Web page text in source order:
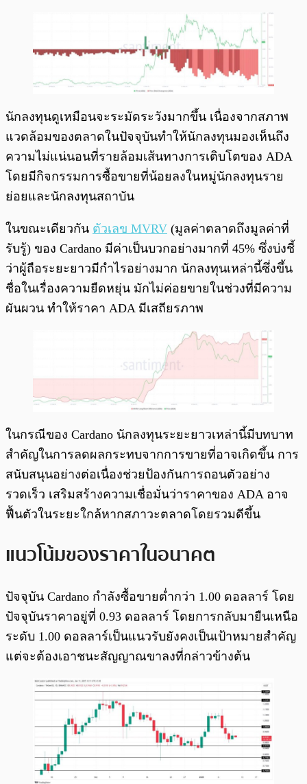
นักลงทุนดูเหมือนจะระมัดระวังมากขึ้น เนื่องจากสภาพ
แวดล้อมของตลาดในปัจจุบันทำให้นักลงทุนมองเห็นถึง
ความไม่แน่นอนที่รายล้อมเส้นทางการเติบโตของ ADA
โดยมีกิจกรรมการซื้อขายที่น้อยลงในหมู่นักลงทุนราย
ย่อยและนักลงทุนสถาบัน
ในขณะเดียวกัน ตัวเลข MVRV (มูลค่าตลาดถึงมูลค่าที่
รับรู้) ของ Cardano มีค่าเป็นบวกอย่างมากที่ 45% ซึ่งบ่งชี้
ว่าผู้ถือระยะยาวมีกำไรอย่างมาก นักลงทุนเหล่านี้ซึ่งขึ้น
ชื่อในเรื่องความยืดหยุ่น มักไม่ค่อยขายในช่วงที่มีความ
ผันผวน ทำให้ราคา ADA มีเสถียรภาพ
ในกรณีของ Cardano นักลงทุนระยะยาวเหล่านี้มีบทบาท
สำคัญในการลดผลกระทบจากการขายที่อาจเกิดขึ้น การ
สนับสนุนอย่างต่อเนื่องช่วยป้องกันการถอนตัวอย่าง
รวดเร็ว เสริมสร้างความเชื่อมั่นว่าราคาของ ADA อาจ
ฟื้นตัวในระยะใกล้หากสภาวะตลาดโดยรวมดีขึ้น
แนวโน้มของราคาในอนาคต
ปัจจุบัน Cardano กำลังซื้อขายต่ำกว่า 1.00 ดอลลาร์ โดย
ปัจจุบันราคาอยู่ที่ 0.93 ดอลลาร์ โดยการกลับมายืนเหนือ
ระดับ 1.00 ดอลลาร์เป็นแนวรับยังคงเป็นเป้าหมายสำคัญ
แต่จะต้องเอาชนะสัญญาณขาลงที่กล่าวข้างต้น